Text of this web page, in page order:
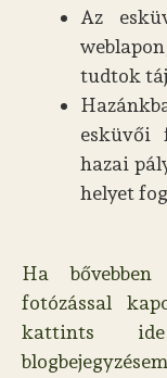
Az
tudtok
esküvői
hazai
helyet
Ha
fotózással
kattints